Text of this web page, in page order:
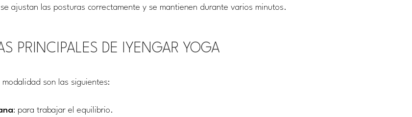
ajustan las posturas correctamente y se mantienen durante varios minutos.
PRINCIPALES DE IYENGAR YOGA
son las siguientes:
: para trabajar el equilibrio.